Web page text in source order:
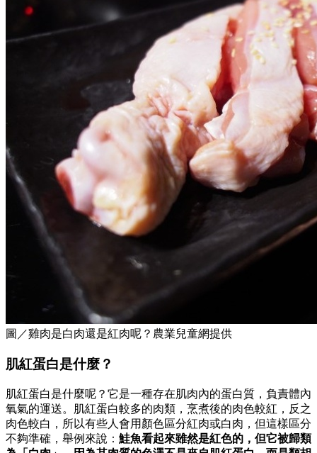
圖／雞肉是白肉還是紅肉呢？農業兒童網提供
肌紅蛋白是什麼？
肌紅蛋白是什麼呢？它是一種存在肌肉內的蛋白質，負責體內
氧氣的運送。肌紅蛋白較多的肉類，烹煮後的肉色較紅，反之
肉色較白，所以有些人會用顏色區分紅肉或白肉，但這樣區分
不夠準確，舉例來說： 鮭魚看起來雖然是紅色的，但它被歸類